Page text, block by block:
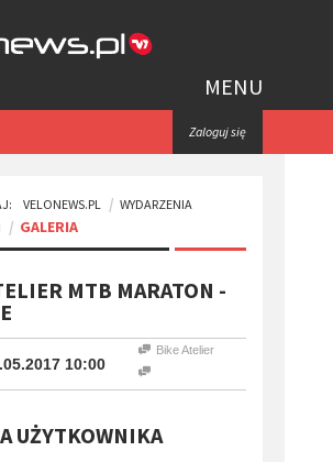
MENU
Zaloguj się
VELONEWS.PL
WYDARZENIA
GALERIA
MTB MARATON -
10:00
Bike Atelier
UŻYTKOWNIKA